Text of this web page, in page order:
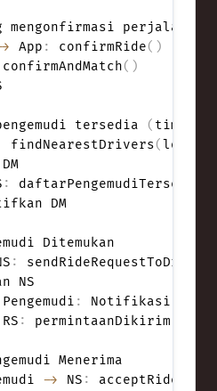
mengonfirmasi perjalanan
App : confirmRide( )
confirmAndMatch( )
tersedia (
findNearestDrivers(
DM
:
daftarPengemudiTersedia
DM
Ditemukan
: sendRideRequestToDriver
NS
Pengemudi :
Notifikasi
RS : permintaanDikirim
Menerima
-> NS : acceptRide